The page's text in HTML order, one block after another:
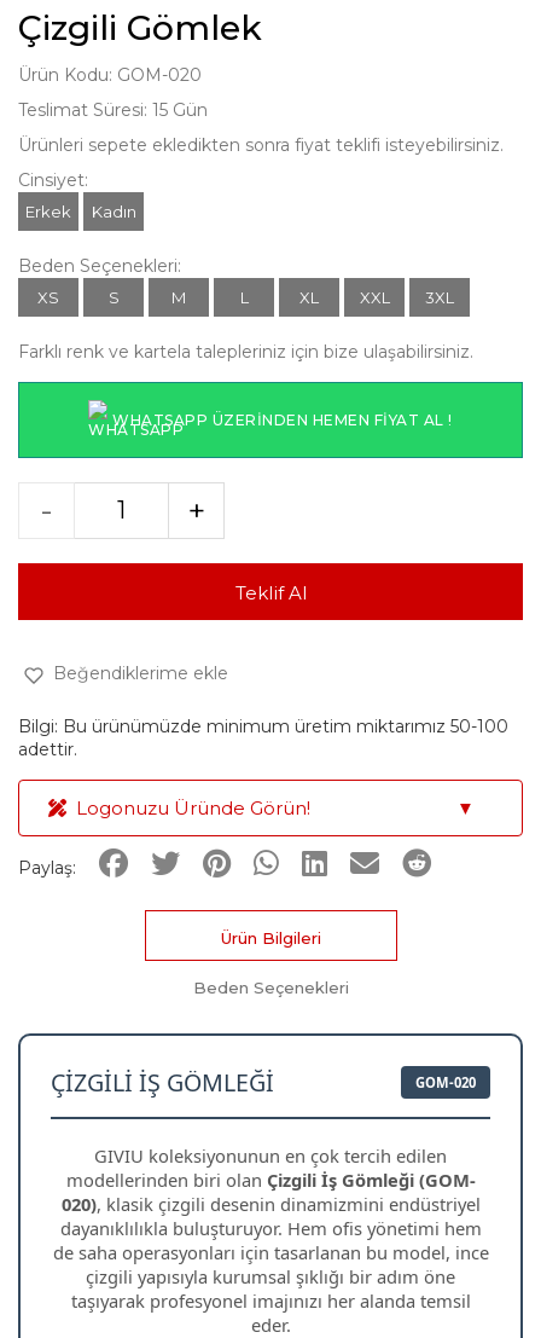
Çizgili Gömlek
Ürün Kodu: GOM-020
Teslimat Süresi: 15 Gün
Ürünleri sepete ekledikten sonra fiyat teklifi isteyebilirsiniz.
Cinsiyet:
Erkek Kadın
Beden Seçenekleri:
XS S M L XL XXL 3XL
Farklı renk ve kartela talepleriniz için bize ulaşabilirsiniz.
WHATSAPP ÜZERINDEN HEMEN FIYAT AL !
- +
Teklif Al
Beğendiklerime ekle
Bilgi: Bu ürünümüzde minimum üretim miktarımız 50-100
adettir.
Logonuzu Üründe Görün! ▼
Paylaş:
Ürün Bilgileri
Beden Seçenekleri
ÇIZGILI İŞ GÖMLEĞI GOM-020
GIVIU koleksiyonunun en çok tercih edilen
modellerinden biri olan Çizgili İş Gömleği (GOM-
020), klasik çizgili desenin dinamizmini endüstriyel
dayanıklılıkla buluşturuyor. Hem ofis yönetimi hem
de saha operasyonları için tasarlanan bu model, ince
çizgili yapısıyla kurumsal şıklığı bir adım öne
taşıyarak profesyonel imajınızı her alanda temsil
eder.